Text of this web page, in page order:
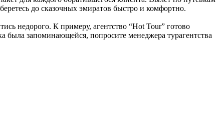
до сказочных эмиратов быстро и комфортно.
недорого. К примеру, агентство “Hot Tour” готово
была запоминающейся, попросите менеджера турагентства